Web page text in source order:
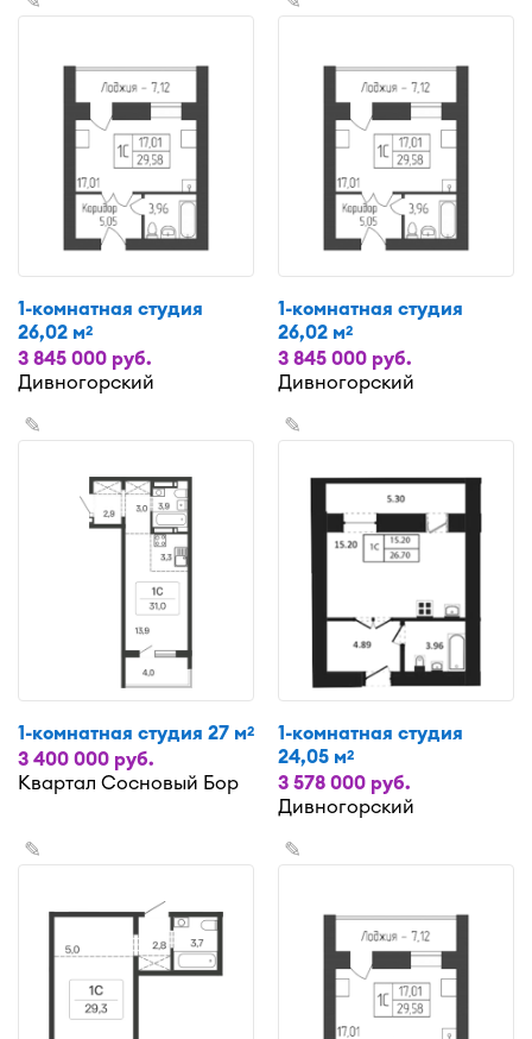
1-комнатная студия
26,02 м2
3 845 000 руб.
Дивногорский
1-комнатная студия
26,02 м2
3 845 000 руб.
Дивногорский
✎
1-комнатная студия 27 м2
3 400 000 руб.
Квартал Сосновый Бор
✎
1-комнатная студия
24,05 м2
3 578 000 руб.
Дивногорский
✎ ✎